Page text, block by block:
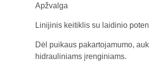
Apžvalga
Linijinis keitiklis su laidinio
Dėl puikaus pakartojamumo,
hidrauliniams įrenginiams.